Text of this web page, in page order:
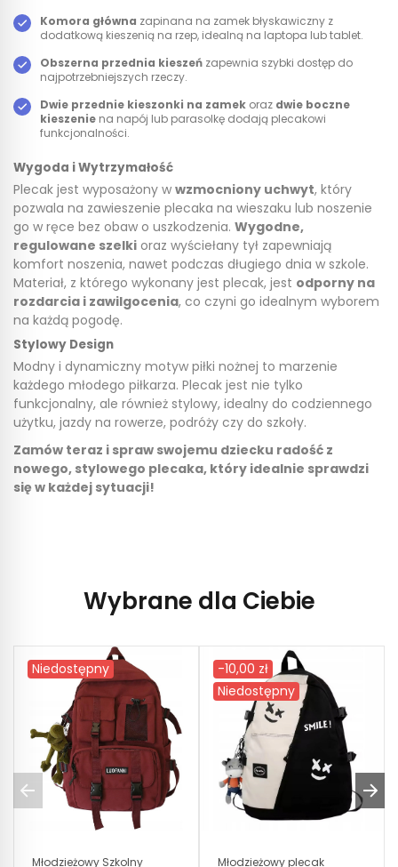
Komora główna zapinana na zamek błyskawiczny z
dodatkową kieszenią na rzep, idealną na laptopa lub tablet.
Obszerna przednia kieszeń zapewnia szybki dostęp do
najpotrzebniejszych rzeczy.
Dwie przednie kieszonki na zamek oraz dwie boczne
kieszenie na napój lub parasolkę dodają plecakowi
funkcjonalności.
Wygoda i Wytrzymałość
Plecak jest wyposażony w wzmocniony uchwyt, który
pozwala na zawieszenie plecaka na wieszaku lub noszenie
go w ręce bez obaw o uszkodzenia. Wygodne,
regulowane szelki oraz wyściełany tył zapewniają
komfort noszenia, nawet podczas długiego dnia w szkole.
Materiał, z którego wykonany jest plecak, jest odporny na
rozdarcia i zawilgocenia, co czyni go idealnym wyborem
na każdą pogodę.
Stylowy Design
Modny i dynamiczny motyw piłki nożnej to marzenie
każdego młodego piłkarza. Plecak jest nie tylko
funkcjonalny, ale również stylowy, idealny do codziennego
użytku, jazdy na rowerze, podróży czy do szkoły.
Zamów teraz i spraw swojemu dziecku radość z
nowego, stylowego plecaka, który idealnie sprawdzi
się w każdej sytuacji!
Wybrane dla Ciebie
Niedostępny
Młodzieżowy Szkolny
-10,00 zł
Niedostępny
Młodzieżowy plecak